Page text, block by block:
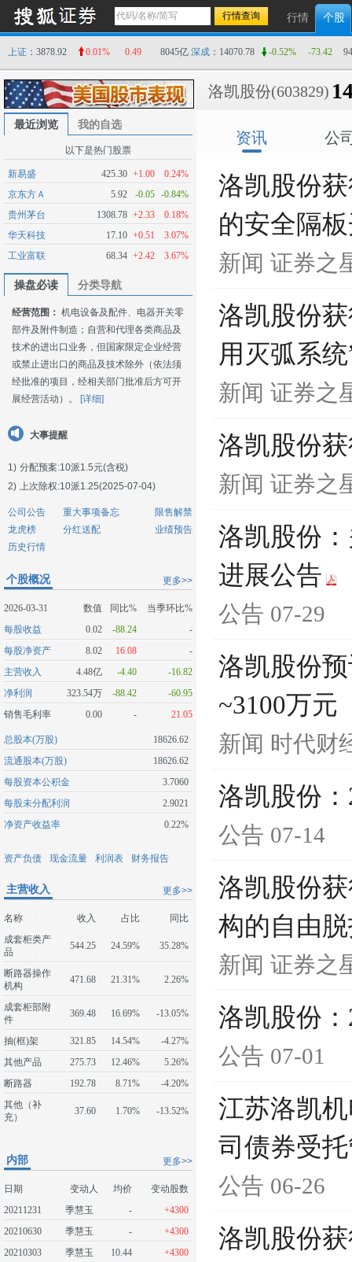
行情 个股
上证 ：3878.92 0.01% 0.49 8045亿 深成 ：14070.78 -0.52% -73.42
最近浏览 我的自选
以下是热门股票
新易盛 425.30 +1.00
0.24%
京东方Ａ
5.92 -0.05 -0.84%
贵州茅台
1308.78 +2.33
0.18%
华天科技
17.10 +0.51
3.07%
工业富联
68.34 +2.42 3.67%
操盘必读 分类导航
经营范围： 机电设备及配件、电器开关零
部件及附件制造；自营和代理各类商品及
技术的进出口业务，但国家限定企业经营
或禁止进出口的商品及技术除外（依法须
经批准的项目，经相关部门批准后方可开
展经营活动）。
[详细]
大事提醒
1) 分配预案:10派1.5元(含税)
2) 上次除权:10派1.25(2025-07-04)
公司公告 重大事项备忘
限售解禁
龙虎榜
分红送配
业绩预告
历史行情
更多>>
个股概况
2026-03-31 数值 同比%
当季环比%
每股收益
0.02 -88.24
-
每股净资产
8.02 16.08
-
主营收入
4.48亿 -4.40
-16.82
净利润
323.54万 -88.42
-60.95
销售毛利率
0.00 - 21.05
总股本(万股)
18626.62
流通股本(万股)
18626.62
每股资本公积金
3.7060
每股未分配利润
2.9021
净资产收益率
0.22%
资产负债 现金流量 利润表 财务报告
更多>>
主营收入
名称 收入 占比
同比
成套柜类产
品
544.25 24.59% 35.28%
断路器操作
机构
471.68 21.31% 2.26%
成套柜部附
件
369.48 16.69% -13.05%
抽(框)架 321.85 14.54%
-4.27%
其他产品
275.73 12.46%
5.26%
断路器
192.78 8.71%
-4.20%
其他（补
充）
37.60 1.70% -13.52%
更多>>
内部
日期 变动人 均价
变动股数
20211231
季慧玉 -
+4300
20210630
季慧玉 -
+4300
20210303
季慧玉 10.44 +4300
洛凯股份(603829)
资讯 公
洛凯股份
的安全隔
新闻 证券之
洛凯股份
用灭弧系统
新闻 证券之
洛凯股份
新闻 证券之
洛凯股份
进展公告
公告 07-29
洛凯股份
~3100万元
新闻 时代财
洛凯股份
公告 07-14
洛凯股份
构的自由
新闻 证券之
洛凯股份
公告 07-01
江苏洛凯
司债券受
公告 06-26
洛凯股份